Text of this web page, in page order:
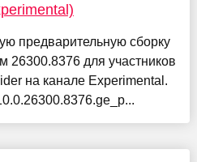
предварительную сборку
26300.8376 для участников
на канале Experimental.